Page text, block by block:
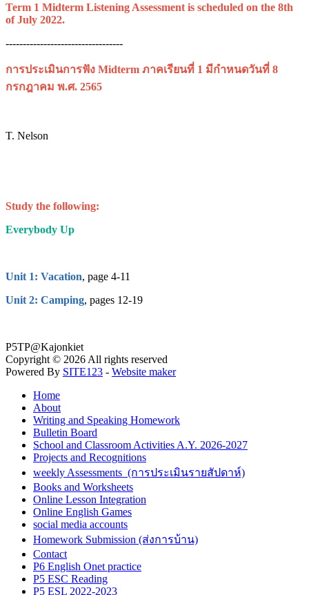
Term 1 Midterm Listening Assessment is scheduled on the 8th
of July 2022.
----------------------------------
การประเมินการฟัง Midterm ภาคเรียนที่ 1 มีกำหนดวันที่ 8
กรกฎาคม พ.ศ. 2565
T. Nelson
Study the following:
Everybody Up
Unit 1: Vacation, page 4-11
Unit 2: Camping, pages 12-19
P5TP@Kajonkiet
Copyright © 2026 All rights reserved
Powered By SITE123 - Website maker
Home
About
Writing and Speaking Homework
Bulletin Board
School and Classroom Activities A.Y. 2026-2027
Projects and Recognitions
weekly Assessments (การประเมินรายสัปดาห์)
Books and Worksheets
Online Lesson Integration
Online English Games
social media accounts
Homework Submission (ส่งการบ้าน)
Contact
P6 English Onet practice
P5 ESC Reading
P5 ESL 2022-2023